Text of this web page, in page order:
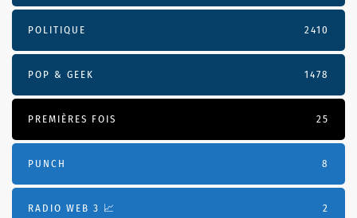
POLITIQUE 2410
POP & GEEK 1478
PREMIÈRES FOIS 25
PUNCH 8
RADIO WEB 3 📈 2